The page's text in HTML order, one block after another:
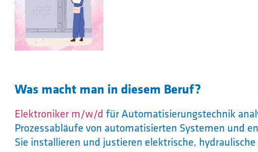
Was macht man in diesem Beruf?
Elektroniker m/w/d für Automatisierungstechnik
Prozessabläufe von automatisierten Systemen und
Sie installieren und justieren elektrische,